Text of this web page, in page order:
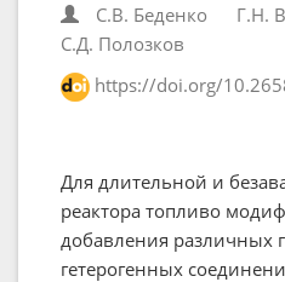
С.В. Беденко
Г.Н.
С.Д. Полозков
https://doi.org/
Для длительной и
реактора топливо
добавления различных
гетерогенных